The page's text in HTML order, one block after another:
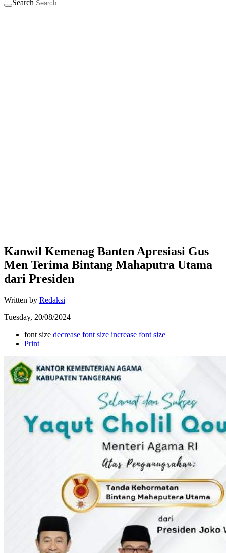
Search
Kanwil Kemenag Banten Apresiasi Gus
Men Terima Bintang Mahaputra Utama
dari Presiden
Written by Redaksi
Tuesday, 20/08/2024
font size decrease font size increase font size
Print